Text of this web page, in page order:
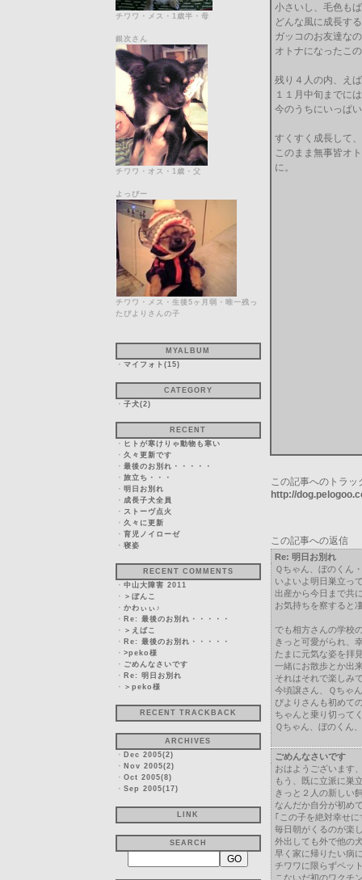
チワワ・メス・1歳半・母
銀次さん
チワワ・オス・1歳・父
よっぴー
チワワ・メス・生後5ヶ月弱・唯一残っ
たぴよりさんの子
MYALBUM
・ マイフォト(15)
CATEGORY
・ 子犬(2)
RECENT
・ ヒトが寒けりゃ動物も寒い
・ 久々更新です
・ 最後のお別れ・・・・・
・ 旅立ち・・・
・ 明日お別れ
・ 成長子犬全員
・ ストーヴ点火
・ 久々に更新
・ 育児ノイローゼ
・ 寝姿
RECENT COMMENTS
・ 中山大障害 2011
・ ＞ぼんこ
・ かわぃぃ♪
・ Re: 最後のお別れ・・・・・
・ ＞えばこ
・ Re: 最後のお別れ・・・・・
・ >peko様
・ ごめんなさいです
・ Re: 明日お別れ
・ ＞peko様
RECENT TRACKBACK
ARCHIVES
・ Dec 2005(2)
・ Nov 2005(2)
・ Oct 2005(8)
・ Sep 2005(17)
LINK
SEARCH
小さいし、毛色も
どんな風に成長す
ガッコのお友達な
オトナになったこ
残り４人の内、え
１１月中旬までに
今のうちにいっぱ
すくすく成長して
このまま無事皆オ
この記事へのトラッ
http://
この記事への返信
Re: 明日お別れ
Ｑちゃん、ぼのくん
いよいよ明日巣立っ
出産から今日まで共
お気持ちを察すると
でも相方さんの学校
きっと可愛がられ、
たまに元気な姿を拝
一緒にお散歩とか出
それはそれで楽しみ
今頃譲さん、Ｑちゃ
ぴよりさんも初めて
ちゃんと乗り切って
Ｑちゃん、ぼのくん
ごめんなさいです
おはようございます
もう、既に立派に巣
きっと２人の新しい
なんだか自分が初め
｢この子を絶対幸せ
毎日朝がくるのが楽
外出しても外で他の
早く家に帰りたい病
チワワに限らずペッ
こないだ初のワクチ